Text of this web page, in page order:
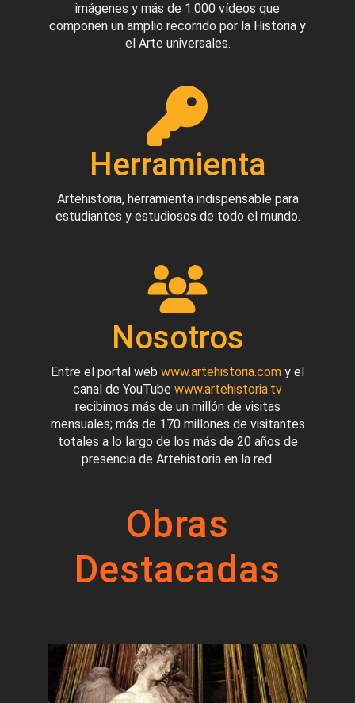
imágenes y más de 1.000 vídeos que
componen un amplio recorrido por la Historia y
el Arte universales.
Herramienta
Artehistoria, herramienta indispensable para
estudiantes y estudiosos de todo el mundo.
Nosotros
Entre el portal web www.artehistoria.com y el
canal de YouTube www.artehistoria.tv
recibimos más de un millón de visitas
mensuales; más de 170 millones de visitantes
totales a lo largo de los más de 20 años de
presencia de Artehistoria en la red.
Obras
Destacadas